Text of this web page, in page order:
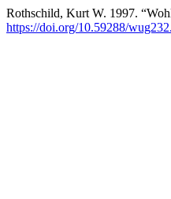
Rothschild, Kurt W. 1997.
https://doi.org/10.59288/